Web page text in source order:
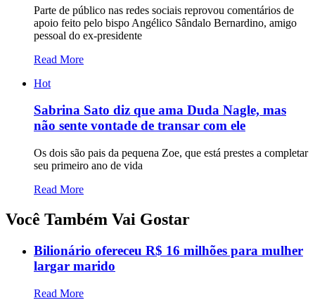
Parte de público nas redes sociais reprovou comentários de
apoio feito pelo bispo Angélico Sândalo Bernardino, amigo
pessoal do ex-presidente
Read More
Hot
Sabrina Sato diz que ama Duda Nagle, mas
não sente vontade de transar com ele
Os dois são pais da pequena Zoe, que está prestes a completar
seu primeiro ano de vida
Read More
Você Também Vai Gostar
Bilionário ofereceu R$ 16 milhões para mulher
largar marido
Read More